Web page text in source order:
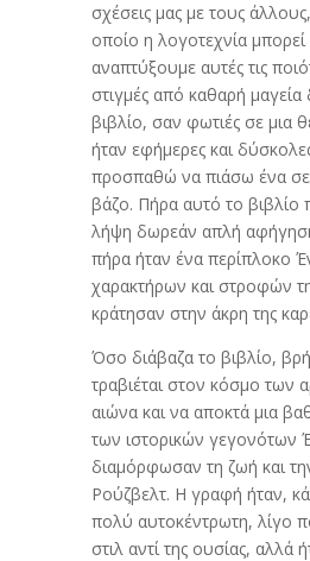
σχέσεις μας με τους
οποίο η λογοτεχνία
αναπτύξουμε αυτές τις
στιγμές από καθαρή
βιβλίο, σαν φωτιές σε μια
ήταν εφήμερες και
προσπαθώ να πιάσω ένα
βάζο. Πήρα αυτό το βιβλίο
λήψη δωρεάν απλή
πήρα ήταν ένα περίπλοκο
χαρακτήρων και στροφών
κράτησαν στην άκρη της
Όσο διάβαζα το βιβλίο,
τραβιέται στον κόσμο των
αιώνα και να αποκτά μια
των ιστορικών γεγονότων
διαμόρφωσαν τη ζωή και
Ρούζβελτ. Η γραφή ήταν,
πολύ αυτοκέντρωτη, λίγο
στιλ αντί της ουσίας, αλλά